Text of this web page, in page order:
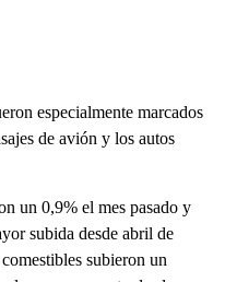
especialmente marcados
de avión y los autos
un 0,9% el mes pasado y
subida desde abril de
subieron un